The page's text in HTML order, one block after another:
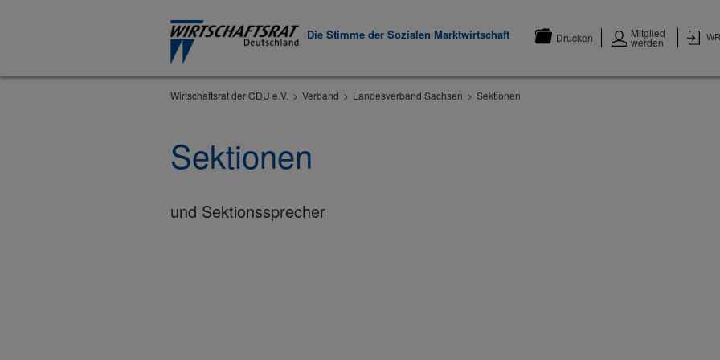
Die Stimme der Sozialen Marktwirtschaft Drucken Mitglied
werden
Wirtschaftsrat der CDU e.V. Verband Landesverband Sachsen Sektionen
Sektionen
und Sektionssprecher